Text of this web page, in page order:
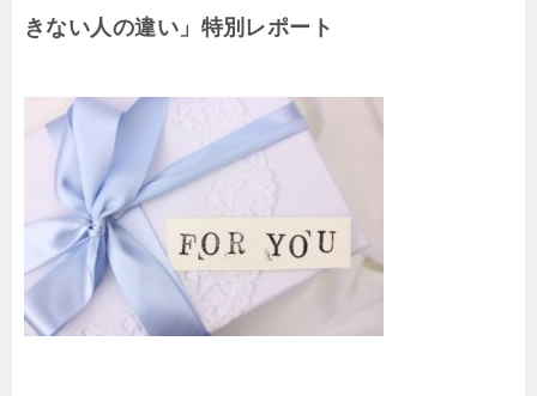
きない人の違い」特別レポート